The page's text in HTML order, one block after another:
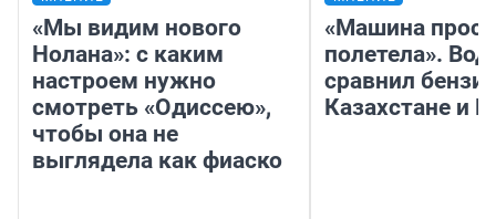
«Мы видим нового
Нолана»: с каким
настроем нужно
смотреть «Одиссею»,
чтобы она не
выглядела как фиаско
«Машина
полетела».
сравнил
Казахстане и